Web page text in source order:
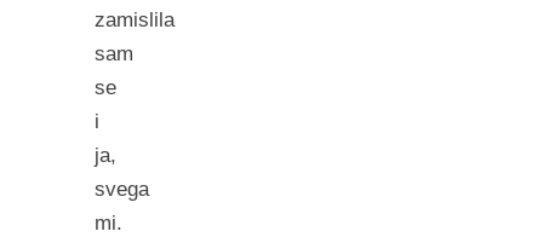
zamislila
sam
se
i
ja,
svega
mi.